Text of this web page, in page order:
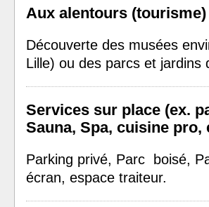
Aux alentours
Découverte des musées
Lille) ou des parcs et jardins
Services sur place (ex.
Sauna, Spa, cuisine pro,
Parking privé, Parc boisé,
écran, espace traiteur.